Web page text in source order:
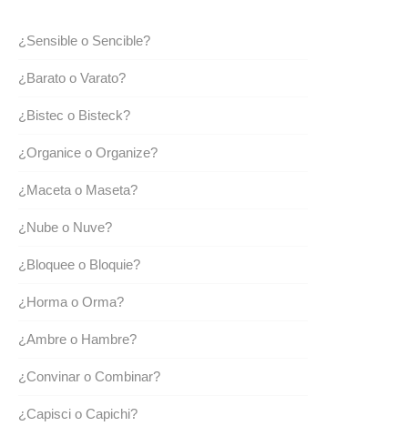
¿Sensible o Sencible?
¿Barato o Varato?
¿Bistec o Bisteck?
¿Organice o Organize?
¿Maceta o Maseta?
¿Nube o Nuve?
¿Bloquee o Bloquie?
¿Horma o Orma?
¿Ambre o Hambre?
¿Convinar o Combinar?
¿Capisci o Capichi?